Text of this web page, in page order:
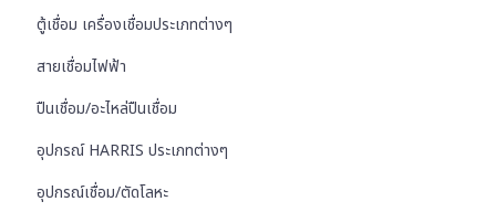
ตู้เชื่อม เครื่องเชื่อมประเภทต่างๆ
สายเชื่อมไฟฟ้า
ปืนเชื่อม/อะไหล่ปืนเชื่อม
อุปกรณ์ HARRIS ประเภทต่างๆ
อุปกรณ์เชื่อม/ตัดโลหะ